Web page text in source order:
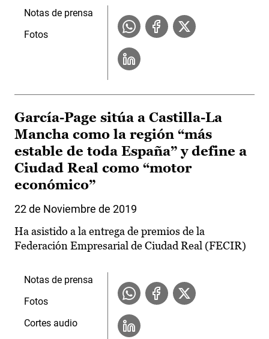
Notas de prensa
Fotos
García-Page sitúa a Castilla-La
Mancha como la región “más
estable de toda España” y define a
Ciudad Real como “motor
económico”
22 de Noviembre de 2019
Ha asistido a la entrega de premios de la
Federación Empresarial de Ciudad Real (FECIR)
Notas de prensa
Fotos
Cortes audio